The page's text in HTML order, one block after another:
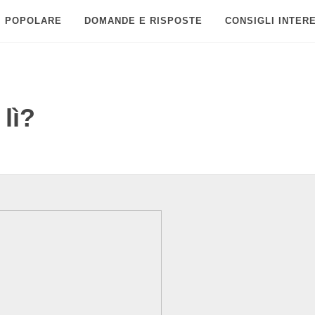
POPOLARE DOMANDE E RISPOSTE CONSIGLI
lì?